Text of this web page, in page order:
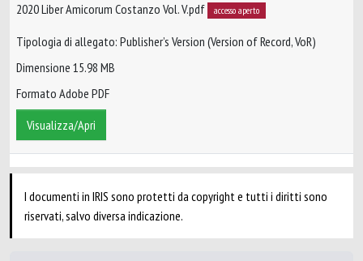
2020 Liber Amicorum Costanzo Vol. V.pdf accesso aperto
Tipologia di allegato: Publisher’s Version (Version of Record, VoR)
Dimensione 15.98 MB
Formato Adobe PDF
Visualizza/Apri
I documenti in IRIS sono protetti da copyright e tutti i diritti sono
riservati, salvo diversa indicazione.